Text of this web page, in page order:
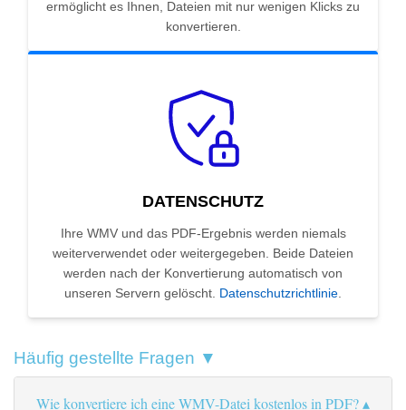
ermöglicht es Ihnen, Dateien mit nur wenigen Klicks zu
konvertieren.
DATENSCHUTZ
Ihre WMV und das PDF-Ergebnis werden niemals
weiterverwendet oder weitergegeben. Beide Dateien
werden nach der Konvertierung automatisch von
unseren Servern gelöscht. Datenschutzrichtlinie.
Häufig gestellte Fragen ▼
Wie konvertiere ich eine WMV-Datei kostenlos in PDF?